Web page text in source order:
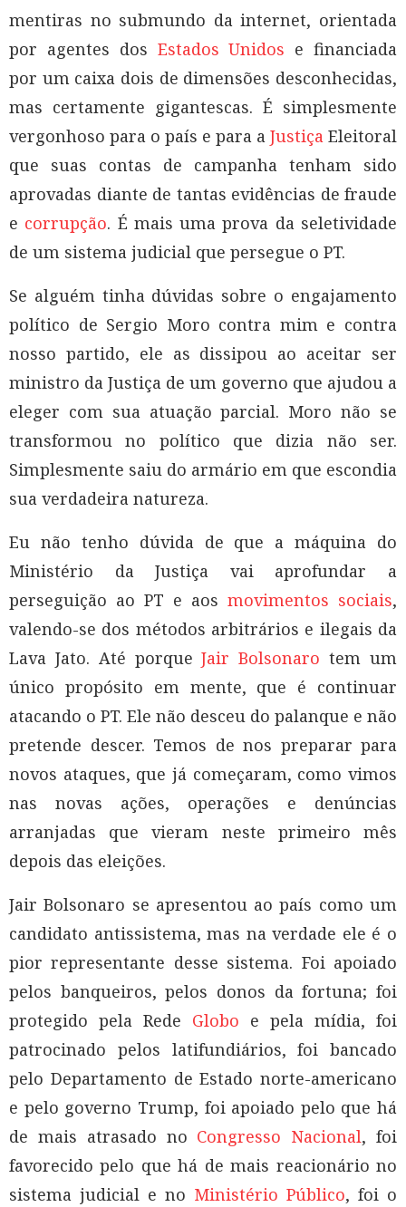
mentiras no submundo da internet, orientada
por agentes dos Estados Unidos e financiada
por um caixa dois de dimensões desconhecidas,
mas certamente gigantescas. É simplesmente
vergonhoso para o país e para a Justiça Eleitoral
que suas contas de campanha tenham sido
aprovadas diante de tantas evidências de fraude
e corrupção. É mais uma prova da seletividade
de um sistema judicial que persegue o PT.
Se alguém tinha dúvidas sobre o engajamento
político de Sergio Moro contra mim e contra
nosso partido, ele as dissipou ao aceitar ser
ministro da Justiça de um governo que ajudou a
eleger com sua atuação parcial. Moro não se
transformou no político que dizia não ser.
Simplesmente saiu do armário em que escondia
sua verdadeira natureza.
Eu não tenho dúvida de que a máquina do
Ministério da Justiça vai aprofundar a
perseguição ao PT e aos movimentos sociais,
valendo-se dos métodos arbitrários e ilegais da
Lava Jato. Até porqueJair Bolsonaro tem um
único propósito em mente, que é continuar
atacando o PT. Ele não desceu do palanque e não
pretende descer. Temos de nos preparar para
novos ataques, que já começaram, como vimos
nas novas ações, operações e denúncias
arranjadas que vieram neste primeiro mês
depois das eleições.
Jair Bolsonaro se apresentou ao país como um
candidato antissistema, mas na verdade ele é o
pior representante desse sistema. Foi apoiado
pelos banqueiros, pelos donos da fortuna; foi
protegido pela Rede Globo e pela mídia, foi
patrocinado pelos latifundiários, foi bancado
pelo Departamento de Estado norte-americano
e pelo governo Trump, foi apoiado pelo que há
de mais atrasado no Congresso Nacional, foi
favorecido pelo que há de mais reacionário no
sistema judicial e no Ministério Público, foi o